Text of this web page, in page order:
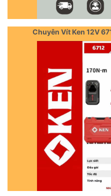
Chuyên Vít Ken 12V